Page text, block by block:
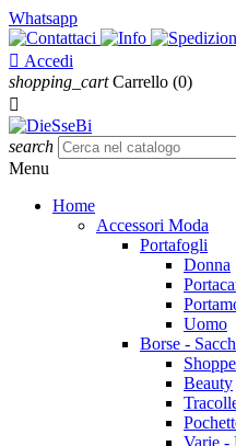
Whatsapp
 Accedi
shopping_cart Carrello (0)

search
Menu
Home
Accessori Moda
Portafogli
Donna
Uomo
Borse -
Beauty
Varie -